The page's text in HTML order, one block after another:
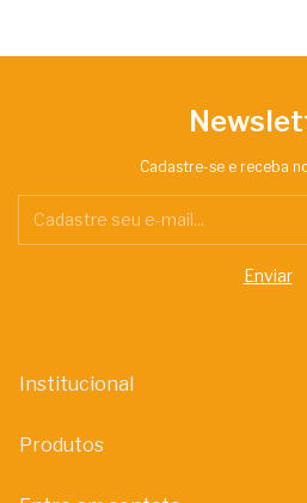
Cadastre-se e receba
Institucional
Produtos